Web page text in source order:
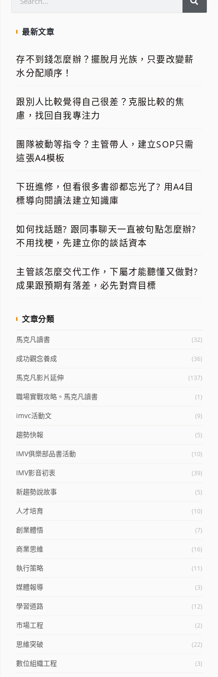
最新文章
存不到錢怎麼辦？擺脫月光族，只要改變薪
水分配順序！
跟別人比較覺得自己很差？克服比較的焦
慮，找回自我專注力
團隊被動等指令？主管帶人，建立SOP只需
這張A4模板
下班進修，但看很多書卻都忘光了? 用A4目
標導向閱讀法建立知識庫
如何找話題? 跟同事聊天一直被句點怎麼辦?
不用找梗，先建立你的談話資本
主管該怎麼交代工作，下屬才能聽懂又做對?
成果跟預期有落差，必先對齊目標
文章分類
馬克凡讀書 (32)
成功觀念養成 (36)
馬克凡影片延伸 (137)
職場實戰攻略。馬克凡讀書 (1)
imvc活動文 (9)
趨勢快報 (5)
IMV俱樂部品書活動 (10)
IMV影音初衷 (39)
新趨勢說故事 (5)
人才培育 (10)
創業體悟 (7)
商業思維 (16)
執行策略 (11)
媒體報導 (3)
學習道路 (12)
市場工程 (2)
思維突破 (22)
數位組織工程 (3)